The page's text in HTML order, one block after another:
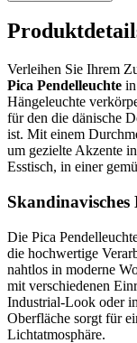
Verleihen Sie Ihrem
Pica Pendelleuchte
Hängeleuchte
für den die dänische
ist. Mit einem
um gezielte Akzente
Esstisch, in einer
Die Pica
die hochwertige
nahtlos in moderne
mit verschiedenen
Industrial-Look oder
Oberfläche sorgt für
Lichtatmosphäre.